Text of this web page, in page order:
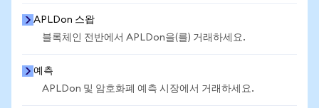
APLDon 스왑
블록체인 전반에서 APLDon을(를) 거래하세요.
예측
APLDon 및 암호화폐 예측 시장에서 거래하세요.